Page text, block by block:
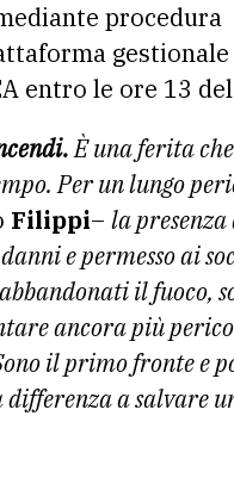
procedura
gestionale
entro le ore 13
È una ferita
Per un lungo
Filippi– la presenza
e permesso ai
il fuoco,
ancora più
il primo fronte e
a salvare